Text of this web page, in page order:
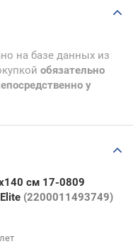
на базе данных из
обязательно
у
см 17-0809
(2200011493749)